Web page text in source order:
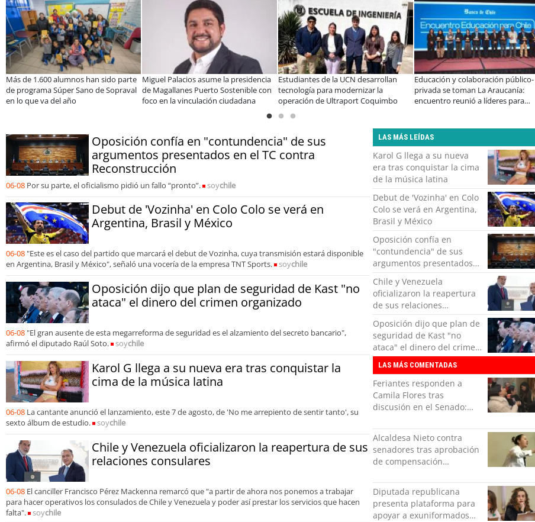
de la UCN desarrollan
para modernizar la
de Ultraport Coquimbo
Educación y colaboración público-
privada se toman La Araucanía:
encuentro reunió a líderes para
Llaman a interiorizarse de los
programas de estudios para postular
informado al SAE
De una cocina familiar a un equipo de
10 personas: el crecimiento de Inkillay
apoyado por Minera El Abra
Oposición confía en "contundencia" de sus
argumentos presentados en el TC contra
Reconstrucción
06-08 Por su parte, el oficialismo pidió un fallo “pronto”. soychile
Debut de 'Vozinha' en Colo Colo se verá en
Argentina, Brasil y México
06-08 "Este es el caso del partido que marcará el debut de Vozinha, cuya transmisión estará disponible
en Argentina, Brasil y México", señaló una vocería de la empresa TNT Sports.
soychile
Oposición dijo que plan de seguridad de Kast "no
ataca" el dinero del crimen organizado
06-08 "El gran ausente de esta megarreforma de seguridad es el alzamiento del secreto bancario",
afirmó el diputado Raúl Soto.
soychile
Karol G llega a su nueva era tras conquistar la
cima de la música latina
06-08 La cantante anunció el lanzamiento, este 7 de agosto, de 'No me arrepiento de sentir tanto', su
sexto álbum de estudio.
soychile
Chile y Venezuela oficializaron la reapertura de sus
relaciones consulares
06-08 El canciller Francisco Pérez Mackenna remarcó que "a partir de ahora nos ponemos a trabajar
para hacer operativos los consulados de Chile y Venezuela y poder así prestar los servicios que hacen
falta".
soychile
LAS MÁS LEÍDAS
Karol G llega a su nueva
era tras conquistar la cima
de la música latina
Debut de 'Vozinha' en Colo
Colo se verá en Argentina,
Brasil y México
Oposición confía en
"contundencia" de sus
argumentos presentados
en el TC contra
Reconstrucción
Chile y Venezuela
oficializaron la reapertura
de sus relaciones
consulares
Oposición dijo que plan de
seguridad de Kast "no
ataca" el dinero del crimen
organizado
LAS MÁS COMENTADAS
Feriantes responden a
Camila Flores tras
discusión en el Senado:
orgullo”
Alcaldesa Nieto contra
senadores tras aprobación
de compensación
indolente"
Diputada republicana
presenta plataforma para
apoyar a exuniformados